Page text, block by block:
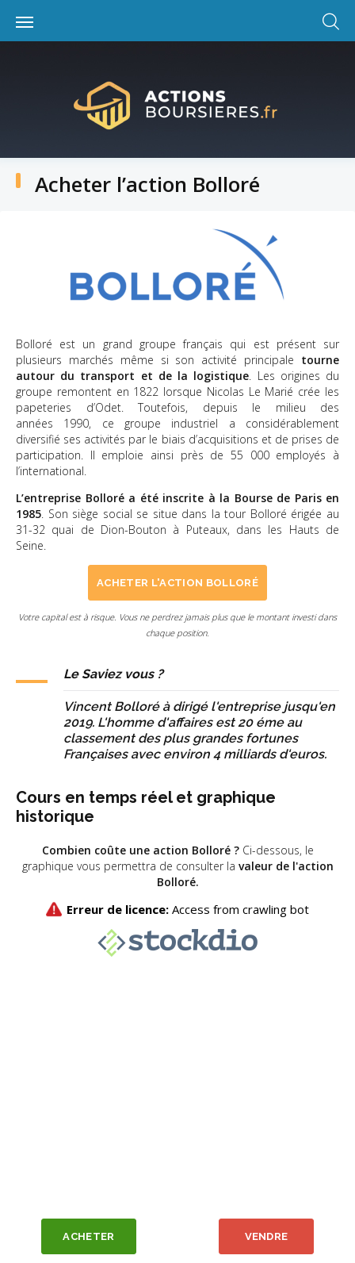
content
Acheter l’action Bolloré
Bolloré est un grand groupe français qui est présent sur
plusieurs marchés même si son activité principale tourne
autour du transport et de la logistique. Les origines du
groupe remontent en 1822 lorsque Nicolas Le Marié crée les
papeteries d’Odet. Toutefois, depuis le milieu des
années 1990, ce groupe industriel a considérablement
diversifié ses activités par le biais d’acquisitions et de prises de
participation. Il emploie ainsi près de 55 000 employés à
l’international.
L’entreprise Bolloré a été inscrite à la Bourse de Paris en
1985. Son siège social se situe dans la tour Bolloré érigée au
31-32 quai de Dion-Bouton à Puteaux, dans les Hauts de
Seine.
ACHETER L'ACTION BOLLORÉ
Votre capital est à risque. Vous ne perdrez jamais plus que le montant investi dans
chaque position.
Le Saviez vous ?
Vincent Bolloré à dirigé l'entreprise jusqu'en
2019. L'homme d'affaires est 20 éme au
classement des plus grandes fortunes
Françaises avec environ 4 milliards d'euros.
Cours en temps réel et graphique
historique
Combien coûte une action Bolloré ?Ci-dessous, le
graphique vous permettra de consulter la valeur de l'action
Bolloré.
ACHETER VENDRE